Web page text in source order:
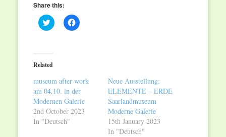
Share this:
Click
to
(Opens
in
new
Click
to
Related
museum after work
am 04.10. in der
Modernen Galerie
2nd October 2023
In "Deutsch"
Neue Ausstellung:
ELEMENTE – ERDE
Saarlandmuseum
Moderne Galerie
15th January 2023
In "Deutsch"